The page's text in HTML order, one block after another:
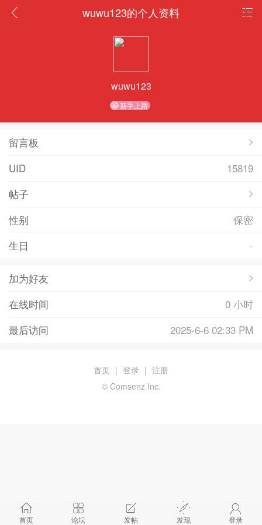
wuwu123的个人资料
wuwu123
新手上路
留言板
UID
15819
帖子
性别
保密
生日
-
加为好友
在线时间
0 小时
最后访问
2025-6-6 02:33 PM
首页 论坛 发帖 发现 登录
首页 | 登录 | 注册
© Comsenz Inc.